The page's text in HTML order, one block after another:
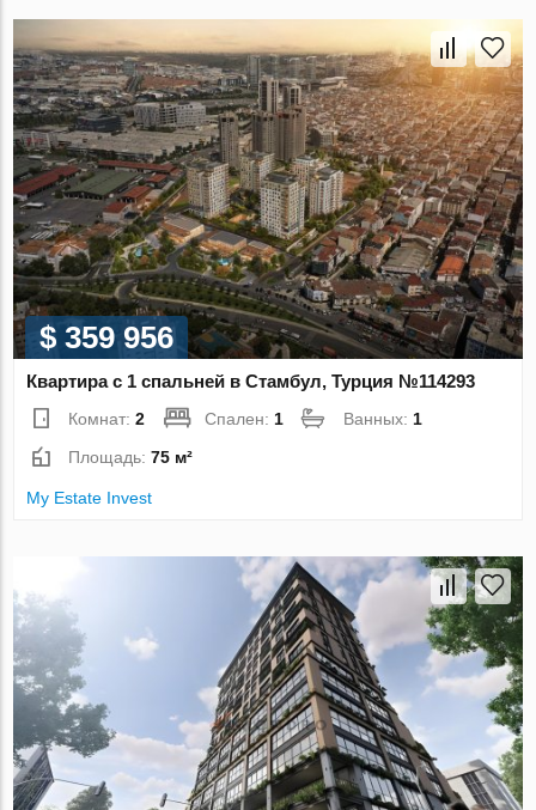
$ 359 956
Квартира с 1 спальней в Стамбул, Турция №114293
Комнат:2 Спален: 1 Ванных: 1
Площадь:75 м²
My Estate Invest